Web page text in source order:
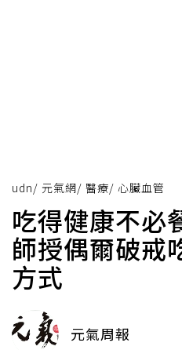
udn/ 元氣網/ 醫療/ 心臟血管
吃得健康不必
師授偶爾破戒
方式
元氣周報